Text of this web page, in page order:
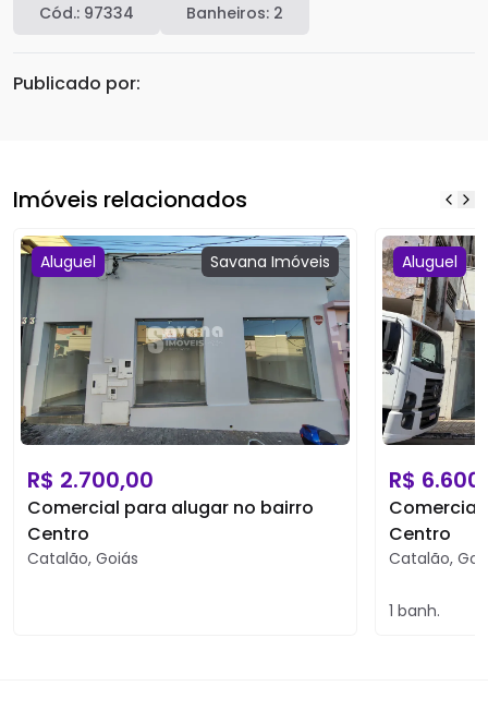
Cód.: 97334 Banheiros: 2
Publicado por:
Aluguel Savana Imóveis
R$ 2.700,00
Comercial para alugar no bairro
Centro
Catalão, Goiás
Aluguel
R$
Comercial
Centro
Catalão,
1 banh.
Imóveis relacionados